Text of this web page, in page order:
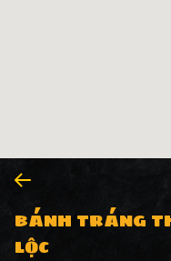
BÁNH TRÁNG
LỘC